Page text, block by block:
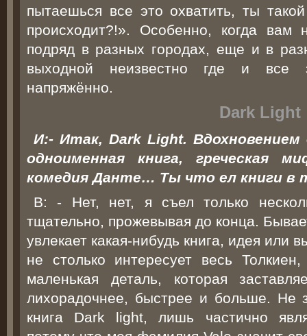
пытаешься все это охватить, ты
происходит?!». Особенно, когда вам
подряд в разных городах, еще и в
выходной неизвестно где и все
напряжённо.
Dark Light
И:- Итак, Dark Light. Вдохновением
одноименная книга, греческая
комедия Данте… Ты что ел книги в
В: - Нет, нет, я съел только
тщательно, прожевывая до конца.
увлекает какая-нибудь книга, идея или
не столько интересует весь
маленькая деталь, которая
лихорадочнее, быстрее и больше. Не
книга Dark light, лишь частично